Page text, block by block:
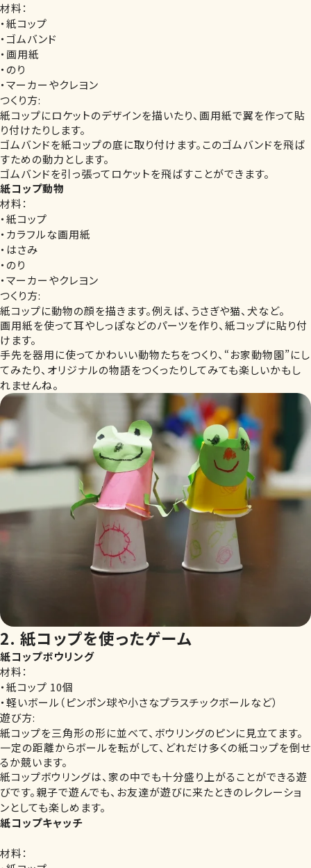
材料：
・紙コップ
・ゴムバンド
・画用紙
・のり
・マーカーやクレヨン
つくり方:
紙コップにロケットのデザインを描いたり、画用紙で翼を作って貼
り付けたりします。
ゴムバンドを紙コップの底に取り付けます。このゴムバンドを飛ば
すための動力とします。
ゴムバンドを引っ張ってロケットを飛ばすことができます。
紙コップ動物
材料：
・紙コップ
・カラフルな画用紙
・はさみ
・のり
・マーカーやクレヨン
つくり方:
紙コップに動物の顔を描きます。例えば、うさぎや猫、犬など。
画用紙を使って耳やしっぽなどのパーツを作り、紙コップに貼り付
けます。
手先を器用に使ってかわいい動物たちをつくり、“お家動物園”にし
てみたり、オリジナルの物語をつくったりしてみても楽しいかもし
れませんね。
2. 紙コップを使ったゲーム
紙コップボウリング
材料：
・紙コップ 10個
・軽いボール（ピンポン球や小さなプラスチックボールなど）
遊び方:
紙コップを三角形の形に並べて、ボウリングのピンに見立てます。
一定の距離からボールを転がして、どれだけ多くの紙コップを倒せ
るか競います。
紙コップボウリングは、家の中でも十分盛り上がることができる遊
びです。親子で遊んでも、お友達が遊びに来たときのレクレーショ
ンとしても楽しめます。
紙コップキャッチ
材料：